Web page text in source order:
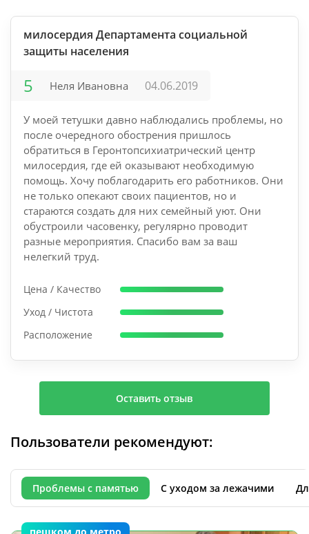
милосердия Департамента социальной
защиты населения
5 Неля Ивановна 04.06.2019
У моей тетушки давно наблюдались проблемы, но
после очередного обострения пришлось
обратиться в Геронтопсихиатрический центр
милосердия, где ей оказывают необходимую
помощь. Хочу поблагодарить его работников. Они
не только опекают своих пациентов, но и
стараются создать для них семейный уют. Они
обустроили часовенку, регулярно проводит
разные мероприятия. Спасибо вам за ваш
нелегкий труд.
Цена / Качество
Уход / Чистота
Расположение
Оставить отзыв
Пользователи рекомендуют:
Проблемы с памятью С уходом за лежачими
пешком до метро